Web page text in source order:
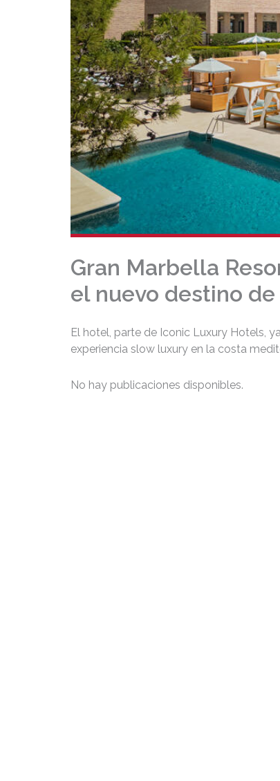
Gran Marbella
el nuevo destino
El hotel, parte de Iconic Luxury Hotels,
experiencia slow luxury en la costa
No hay publicaciones disponibles.